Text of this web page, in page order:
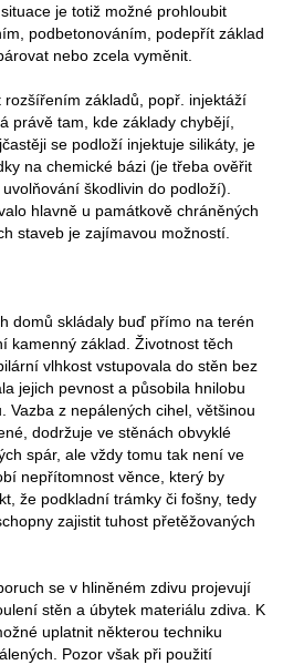
je totiž možné prohloubit
podbetonováním, podepřít základ
nebo zcela vyměnit.
základů, popř. injektáží
právě tam, kde základy chybějí,
se podloží injektuje silikáty, je
na chemické bázi (je třeba ověřit
škodlivin do podloží).
hlavně u památkově chráněných
staveb je zajímavou možností.
domů skládaly buď přímo na terén
kamenný základ. Životnost těch
vlhkost vstupovala do stěn bez
jejich pevnost a působila hnilobu
Vazba z nepálených cihel, většinou
dodržuje ve stěnách obvyklé
spár, ale vždy tomu tak není ve
nepřítomnost věnce, který by
že podkladní trámky či fošny, tedy
zajistit tuhost přetěžovaných
se v hliněném zdivu projevují
stěn a úbytek materiálu zdiva. K
uplatnit některou techniku
Pozor však při použití